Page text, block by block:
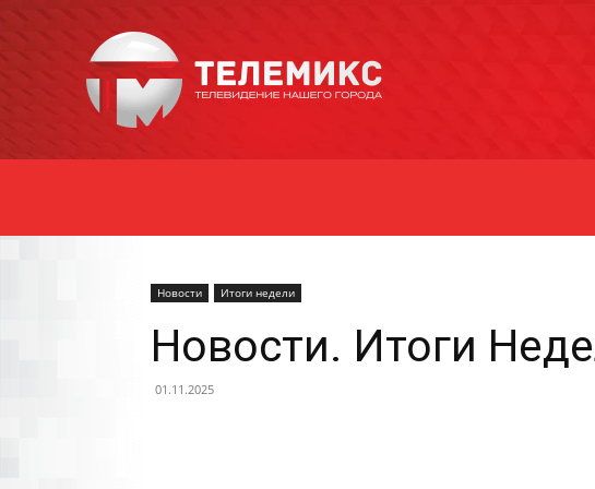
Уссурийска
Новости Итоги недели
Новости. Итоги
01.11.2025